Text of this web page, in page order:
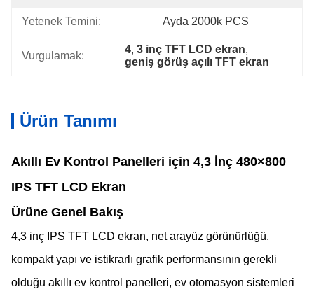
Yetenek Temini: Ayda 2000k PCS
Vurgulamak:
4, 3 inç TFT LCD ekran,
geniş görüş açılı TFT ekran
Ürün Tanımı
Akıllı Ev Kontrol Panelleri için 4,3 İnç 480×800
IPS TFT LCD Ekran
Ürüne Genel Bakış
4,3 inç IPS TFT LCD ekran, net arayüz görünürlüğü,
kompakt yapı ve istikrarlı grafik performansının gerekli
olduğu akıllı ev kontrol panelleri, ev otomasyon sistemleri